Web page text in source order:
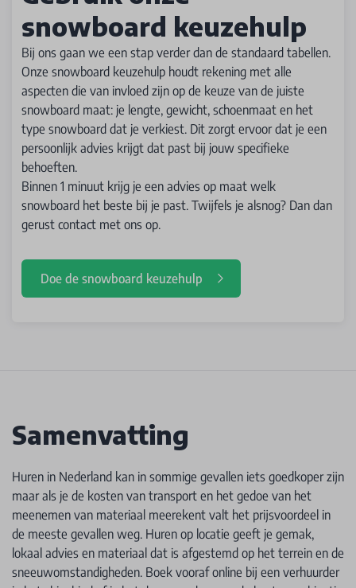
snowboard keuzehulp
Bij ons gaan we een stap verder dan de standaard tabellen.
Onze snowboard keuzehulp houdt rekening met alle
aspecten die van invloed zijn op de keuze van de juiste
snowboard maat: je lengte, gewicht, schoenmaat en het
type snowboard dat je verkiest. Dit zorgt ervoor dat je een
persoonlijk advies krijgt dat past bij jouw specifieke
behoeften.
Binnen 1 minuut krijg je een advies op maat welk
snowboard het beste bij je past. Twijfels je alsnog? Dan dan
gerust contact met ons op.
Doe de snowboard keuzehulp
Samenvatting
Huren in Nederland kan in sommige gevallen iets goedkoper zijn
maar als je de kosten van transport en het gedoe van het
meenemen van materiaal meerekent valt het prijsvoordeel in
de meeste gevallen weg. Huren op locatie geeft je gemak,
lokaal advies en materiaal dat is afgestemd op het terrein en de
sneeuwomstandigheden. Boek vooraf online bij een verhuurder